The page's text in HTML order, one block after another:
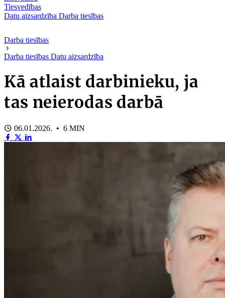
Tiesvedības
Datu aizsardzība Darba tiesības
Darba tiesības
Darba tiesības Datu aizsardzība
Kā atlaist darbinieku, ja
tas neierodas darbā
06.01.2026. • 6 MIN